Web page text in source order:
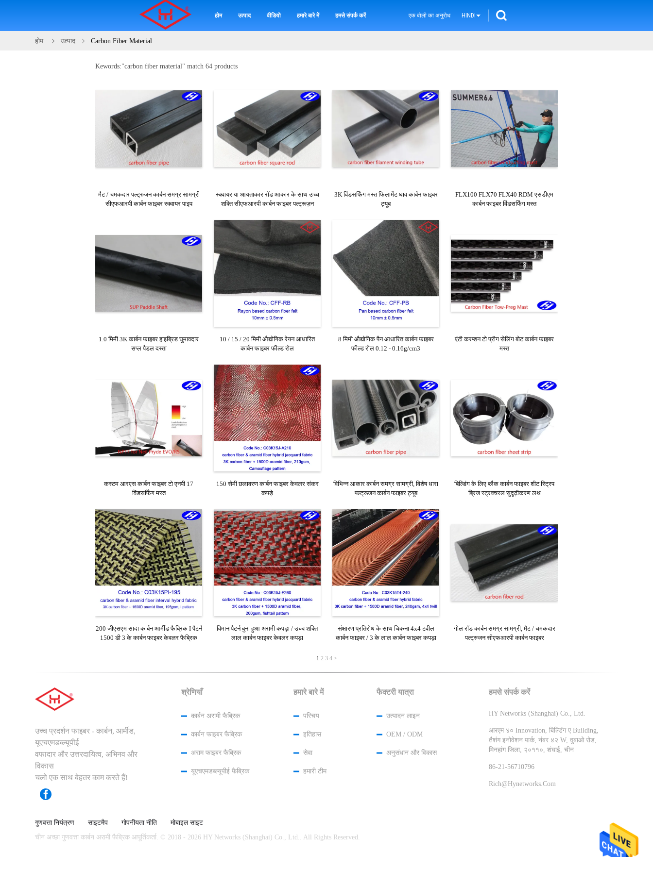
होम उत्पाद वीडियो हमारे बारे में हमसे संपर्क करें एक बोली का अनुरोध HINDI
होम उत्पाद Carbon Fiber Material
Kewords:"carbon fiber material" match 64 products
मैट / चमकदार पल्ट्रुजन कार्बन समग्र सामग्री
सीएफआरपी कार्बन फाइबर स्क्वायर पाइप
स्क्वायर या आयताकार रॉड आकार के साथ उच्च
शक्ति सीएफआरपी कार्बन फाइबर पल्ट्रूज़न
3K विंडसर्फिंग मस्त फिलामेंट घाव कार्बन फाइबर
ट्यूब
FLX100 FLX70 FLX40 RDM एसडीएम
कार्बन फाइबर विंडसर्फिंग मस्त
1.0 मिमी 3K कार्बन फाइबर हाइब्रिड घुमावदार
सप्ल पैडल दस्ता
10 / 15 / 20 मिमी औद्योगिक रेयन आधारित
कार्बन फाइबर फील्ड रोल
8 मिमी औद्योगिक पैन आधारित कार्बन फाइबर
फील्ड रोल 0.12 - 0.16g/cm3
एंटी करप्शन टो प्रीग सेलिंग बोट कार्बन फाइबर
मस्त
कस्टम आरएस कार्बन फाइबर टो एनपी 17
विंडसर्फिंग मस्त
150 सेमी छलावरण कार्बन फाइबर केवलर संकर
कपड़े
विभिन्न आकार कार्बन समग्र सामग्री, विशेष धारा
पल्ट्रूजन कार्बन फाइबर ट्यूब
बिल्डिंग के लिए ब्लैक कार्बन फाइबर शीट स्ट्रिप
ब्रिज स्ट्रक्चरल सुदृढ़ीकरण लथ
200 जीएसएम सादा कार्बन आर्मीड फैब्रिक I पैटर्न
1500 डी 3 के कार्बन फाइबर केवलर फैब्रिक
विमान पैटर्न बुना हुआ अरामी कपड़ा / उच्च शक्ति
लाल कार्बन फाइबर केवलर कपड़ा
संक्षारण प्रतिरोध के साथ चिकना 4x4 टवील
कार्बन फाइबर / 3 के लाल कार्बन फाइबर कपड़ा
गोल रॉड कार्बन समग्र सामग्री, मैट / चमकदार
पल्ट्रुजन सीएफआरपी कार्बन फाइबर
1 2 3 4 >
उच्च प्रदर्शन फाइबर - कार्बन, आर्मीड,
यूएचएमडब्ल्यूपीई
वफादार और उत्तरदायित्व, अभिनव और
विकास
चलो एक साथ बेहतर काम करते हैं!
श्रेणियाँ
कार्बन अरामी फैब्रिक
कार्बन फाइबर फैब्रिक
अराम फाइबर फैब्रिक
यूएचएमडब्ल्यूपीई फैब्रिक
हमारे बारे में
परिचय
इतिहास
सेवा
हमारी टीम
फैक्टरी यात्रा
उत्पादन लाइन
OEM / ODM
अनुसंधान और विकास
हमसे संपर्क करें
HY Networks (Shanghai) Co., Ltd.
आरएम ४० Innovation, बिल्डिंग ए Building,
तैशंग इनोवेशन पार्क, नंबर ४२ W, वुबाओ रोड,
मिनहांग जिला, २०११०, शंघाई, चीन
86-21-56710796
Rich@hynetworks.com
गुणवत्ता नियंत्रण साइटमैप गोपनीयता नीति
मोबाइल साइट
चीन अच्छा गुणवत्ता कार्बन अरामी फैब्रिक आपूर्तिकर्ता. © 2018 - 2026 HY Networks (Shanghai) Co., Ltd.. All Rights Reserved.